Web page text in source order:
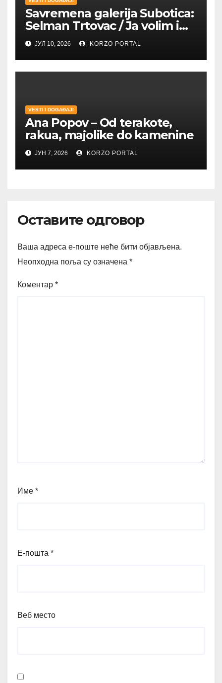
Savremena galerija Subotica:
Selman Trtovac / Ja volim i
umetnost drugih
ЈУЛ 10, 2026 KORZO PORTAL
VESTI I DOGAĐAJI
Ana Popov – Od terakote,
rakua, majolike do kamenine
ЈУН 7, 2026 KORZO PORTAL
Оставите одговор
Ваша адреса е-поште неће бити објављена.
Неопходна поља су означена *
Коментар *
Име *
Е-пошта *
Веб место